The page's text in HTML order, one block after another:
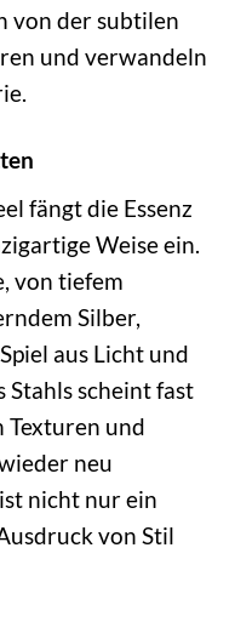
von der subtilen
und verwandeln
fängt die Essenz
Weise ein.
von tiefem
Silber,
aus Licht und
Stahls scheint fast
Texturen und
neu
nicht nur ein
von Stil